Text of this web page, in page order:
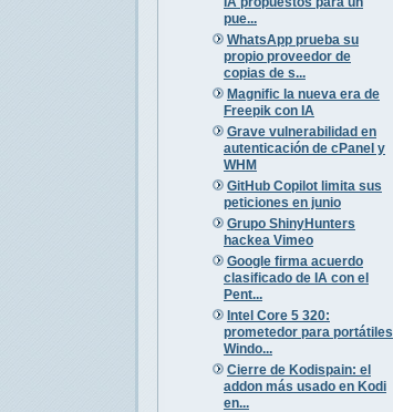
pue...
WhatsApp prueba su
propio proveedor de
copias de s...
Magnific la nueva era de
Freepik con IA
Grave vulnerabilidad en
autenticación de cPanel y
WHM
GitHub Copilot limita sus
peticiones en junio
Grupo ShinyHunters
hackea Vimeo
Google firma acuerdo
clasificado de IA con el
Pent...
Intel Core 5 320:
prometedor para portátiles
Windo...
Cierre de Kodispain: el
addon más usado en Kodi
en...